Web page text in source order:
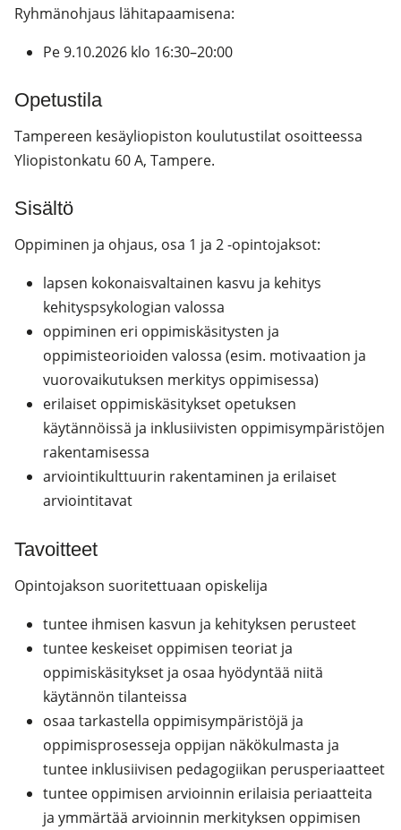
Ryhmänohjaus lähitapaamisena:
Pe 9.10.2026 klo 16:30–20:00
Opetustila
Tampereen kesäyliopiston koulutustilat osoitteessa
Yliopistonkatu 60 A, Tampere.
Sisältö
Oppiminen ja ohjaus, osa 1 ja 2 -opintojaksot:
lapsen kokonaisvaltainen kasvu ja kehitys
kehityspsykologian valossa
oppiminen eri oppimiskäsitysten ja
oppimisteorioiden valossa (esim. motivaation ja
vuorovaikutuksen merkitys oppimisessa)
erilaiset oppimiskäsitykset opetuksen
käytännöissä ja inklusiivisten oppimisympäristöjen
rakentamisessa
arviointikulttuurin rakentaminen ja erilaiset
arviointitavat
Tavoitteet
Opintojakson suoritettuaan opiskelija
tuntee ihmisen kasvun ja kehityksen perusteet
tuntee keskeiset oppimisen teoriat ja
oppimiskäsitykset ja osaa hyödyntää niitä
käytännön tilanteissa
osaa tarkastella oppimisympäristöjä ja
oppimisprosesseja oppijan näkökulmasta ja
tuntee inklusiivisen pedagogiikan perusperiaatteet
tuntee oppimisen arvioinnin erilaisia periaatteita
ja ymmärtää arvioinnin merkityksen oppimisen